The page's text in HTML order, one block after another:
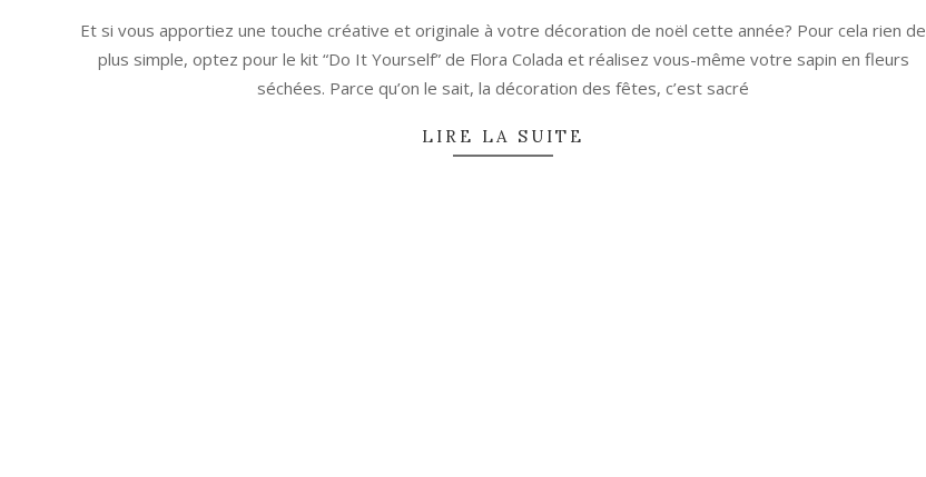
26
Et si vous apportiez une touche créative et originale à votre décoration de noël cette année? Pour cela rien de
plus simple, optez pour le kit “Do It Yourself” de Flora Colada et réalisez vous-même votre sapin en fleurs
séchées. Parce qu’on le sait, la décoration des fêtes, c’est sacré
LIRE LA SUITE